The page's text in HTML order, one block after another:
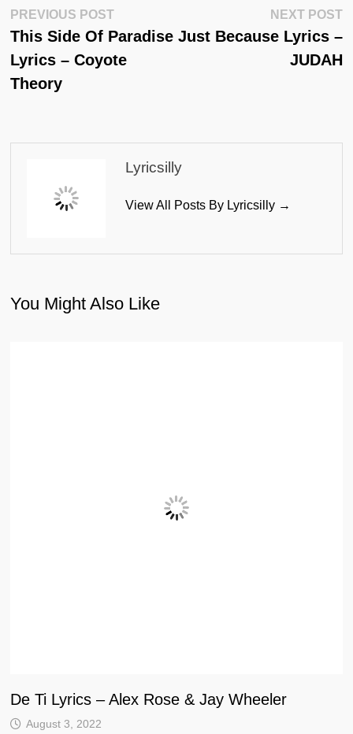
Post
Navigation
PREVIOUS POSTPrevious
Post:
This Side Of Paradise
Lyrics – Coyote
Theory
NEXT POST
Just Because Lyrics –
JUDAH
Lyricsilly
View All Posts By Lyricsilly →
You Might Also Like
De Ti Lyrics – Alex Rose & Jay Wheeler
August 3, 2022